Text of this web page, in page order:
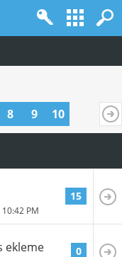
8 9 10
10:42 PM
15
ekleme 0